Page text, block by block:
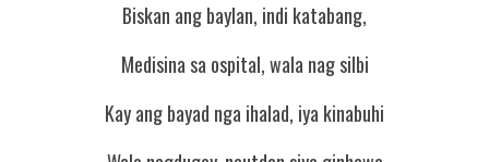
Biskan ang baylan, indi katabang,
Medisina sa ospital, wala nag silbi
Kay ang bayad nga ihalad, iya kinabuhi